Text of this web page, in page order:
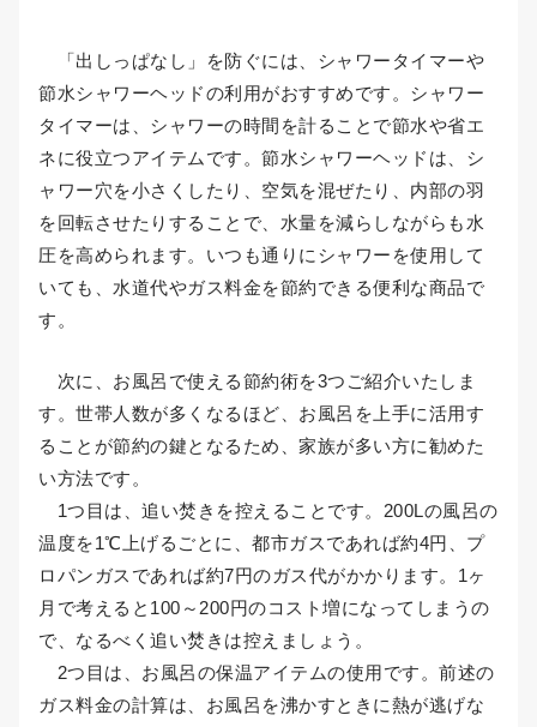
「出しっぱなし」を防ぐには、シャワータイマーや
節水シャワーヘッドの利用がおすすめです。シャワー
タイマーは、シャワーの時間を計ることで節水や省エ
ネに役立つアイテムです。節水シャワーヘッドは、シ
ャワー穴を小さくしたり、空気を混ぜたり、内部の羽
を回転させたりすることで、水量を減らしながらも水
圧を高められます。いつも通りにシャワーを使用して
いても、水道代やガス料金を節約できる便利な商品で
す。
次に、お風呂で使える節約術を3つご紹介いたしま
す。世帯人数が多くなるほど、お風呂を上手に活用す
ることが節約の鍵となるため、家族が多い方に勧めた
い方法です。
1つ目は、追い焚きを控えることです。200Lの風呂の
温度を1℃上げるごとに、都市ガスであれば約4円、プ
ロパンガスであれば約7円のガス代がかかります。1ヶ
月で考えると100～200円のコスト増になってしまうの
で、なるべく追い焚きは控えましょう。
2つ目は、お風呂の保温アイテムの使用です。前述の
ガス料金の計算は、お風呂を沸かすときに熱が逃げな